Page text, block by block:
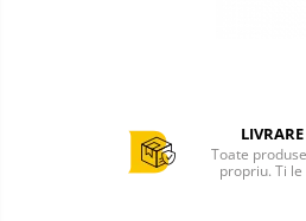
Cabluri conectare cantare la case
de marcat si PC
Toate
propriu. Ti